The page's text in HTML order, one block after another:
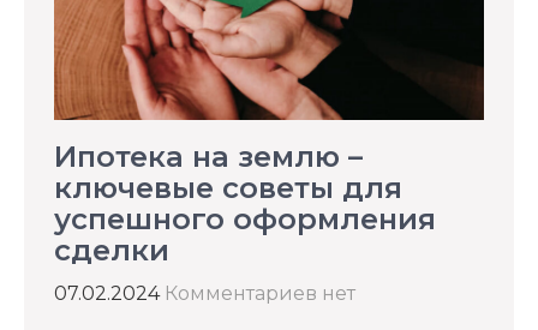
Ипотека на землю –
ключевые советы для
успешного оформления
сделки
07.02.2024 Комментариев нет